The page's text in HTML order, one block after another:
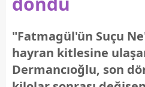
"Fatmagül'ün Suçu
hayran kitlesine
Dermancıoğlu, son